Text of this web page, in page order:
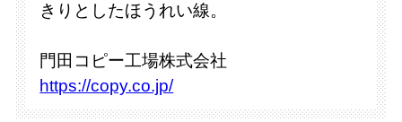
きりとしたほうれい線。
門田コピー工場株式会社
https://copy.co.jp/